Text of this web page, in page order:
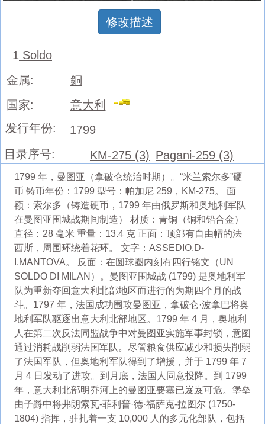
修改描述
1 Soldo
金属:
銅
国家:
意大利
发行年份:
1799
目录序号:
KM-275 (3) Pagani-259 (3)
1799 年，曼图亚（拿破仑统治时期）。“米兰索尔多”硬
币 铸币年份：1799 型号：帕加尼 259，KM-275。 面
额：索尔多（铸造硬币，1799 年由俄罗斯和奥地利军队
在曼图亚围城战期间制造） 材质：青铜（铜和铅合金）
直径：28 毫米 重量：13.4 克 正面：顶部有自由帽的法
西斯，周围环绕着花环。 文字：ASSEDIO.D-
I.MANTOVA。 反面：在圆球圈内刻有四行铭文（UN
SOLDO DI MILAN）。曼图亚围城战 (1799) 是奥地利军
队为重新夺回意大利北部地区而进行的为期四个月的战
斗。1797 年，法国成功围攻曼图亚，拿破仑·波拿巴将奥
地利军队驱逐出意大利北部地区。1799 年 4 月，奥地利
人在第二次反法同盟战争中对曼图亚实施军事封锁，意图
通过消耗战削弱法国军队。尽管粮食供应减少和损失削弱
了法国军队，但奥地利军队得到了增援，并于 1799 年 7
月 4 日发动了进攻。到月底，法国人同意投降。到 1799
年，意大利北部明乔河上的曼图亚要塞已岌岌可危。堡垒
由子爵中将弗朗索瓦-菲利普·德·福萨克-拉图尔 (1750-
1804) 指挥，驻扎着一支 10,000 人的多元化部队，包括